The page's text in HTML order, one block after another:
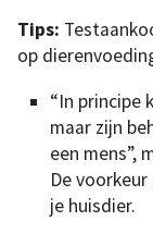
Tips:
op
“In principe
maar zijn
een mens”,
De
je huisdier.